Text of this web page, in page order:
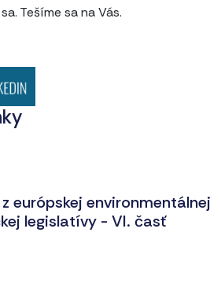
Tešíme sa na Vás.
európskej environmentálnej
legislatívy - VI. časť